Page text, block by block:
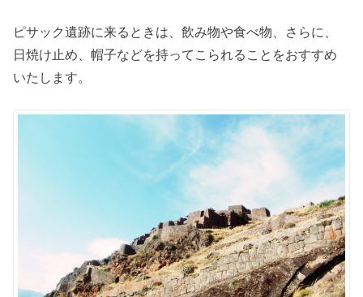
ピサック遺跡に来るときは、飲み物や食べ物、さらに、
日焼け止め、帽子などを持ってこられることをおすすめ
いたします。